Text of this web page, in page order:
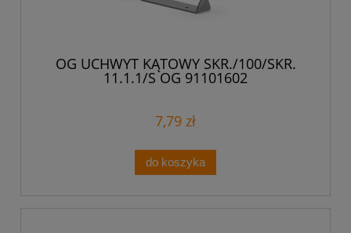
OG UCHWYT KĄTOWY SKR./100/SKR.
11.1.1/S OG 91101602
7,79 zł
do koszyka